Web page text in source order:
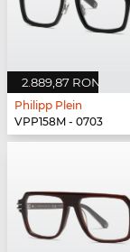
2.889,87 RON
Philipp Plein
VPP158M - 0703